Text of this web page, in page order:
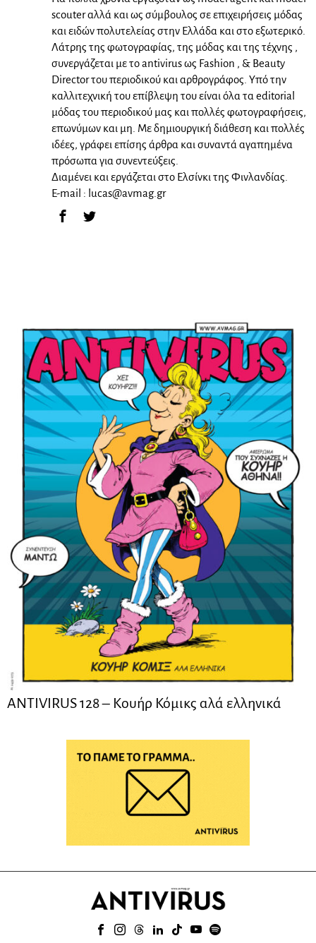
scouter αλλά και ως σύμβουλος σε επιχειρήσεις μόδας
και ειδών πολυτελείας στην Ελλάδα και στο εξωτερικό.
Λάτρης της φωτογραφίας, της μόδας και της τέχνης ,
συνεργάζεται με το antivirus ως Fashion , & Beauty
Director του περιοδικού και αρθρογράφος. Υπό την
καλλιτεχνική του επίβλεψη του είναι όλα τα editorial
μόδας του περιοδικού μας και πολλές φωτογραφήσεις,
επωνύμων και μη. Με δημιουργική διάθεση και πολλές
ιδέες, γράφει επίσης άρθρα και συναντά αγαπημένα
πρόσωπα για συνεντεύξεις.
Διαμένει και εργάζεται στο Ελσίνκι της Φινλανδίας.
E-mail : lucas@avmag.gr
ANTIVIRUS 128 – Kουήρ Κόμικς αλά ελληνικά